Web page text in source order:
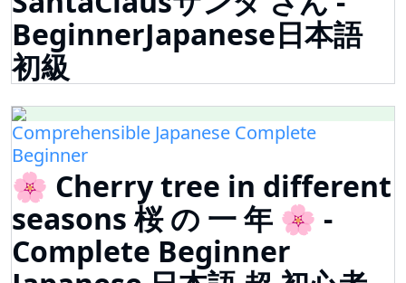
BeginnerJapanese日本語
初級
Comprehensible Japanese Complete
Beginner
🌸 Cherry tree in different
seasons 桜 の 一 年 🌸 -
Complete Beginner